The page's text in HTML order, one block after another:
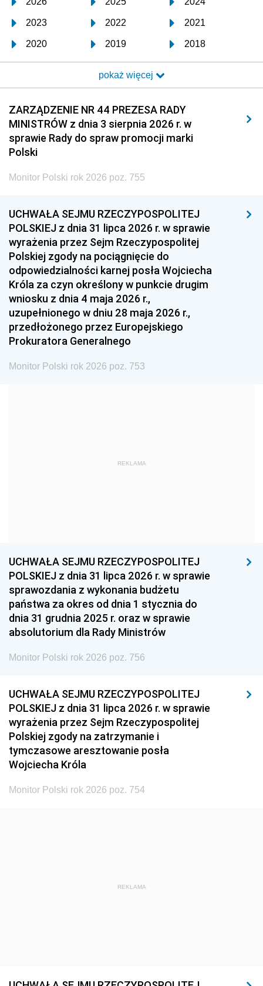
2023 2022 2021
2020 2019 2018
2017 2016 2015
2014 2013 2012
2011 2010 2009
2008 2007 2006
2005
1996 1995 1994
1993 1992 1991
1990 1989
1987 1986 1985
1984 1983
1981 1980 1979
1978 1977
1975 1974
1959
1939 1938 1937
1936 1930
pokaż więcej
ZARZĄDZENIE NR 44 PREZESA RADY
MINISTRÓW z dnia 3 sierpnia 2026 r. w
sprawie Rady do spraw promocji marki
Polski
Monitor Polski rok 2026 poz. 755
UCHWAŁA SEJMU RZECZYPOSPOLITEJ
POLSKIEJ z dnia 31 lipca 2026 r. w sprawie
wyrażenia przez Sejm Rzeczypospolitej
Polskiej zgody na pociągnięcie do
odpowiedzialności karnej posła Wojciecha
Króla za czyn określony w punkcie drugim
wniosku z dnia 4 maja 2026 r.,
uzupełnionego w dniu 28 maja 2026 r.,
przedłożonego przez Europejskiego
Prokuratora Generalnego
Monitor Polski rok 2026 poz. 753
REKLAMA
UCHWAŁA SEJMU RZECZYPOSPOLITEJ
POLSKIEJ z dnia 31 lipca 2026 r. w sprawie
sprawozdania z wykonania budżetu
państwa za okres od dnia 1 stycznia do
dnia 31 grudnia 2025 r. oraz w sprawie
absolutorium dla Rady Ministrów
Monitor Polski rok 2026 poz. 756
UCHWAŁA SEJMU RZECZYPOSPOLITEJ
POLSKIEJ z dnia 31 lipca 2026 r. w sprawie
wyrażenia przez Sejm Rzeczypospolitej
Polskiej zgody na zatrzymanie i
tymczasowe aresztowanie posła
Wojciecha Króla
Monitor Polski rok 2026 poz. 754
REKLAMA